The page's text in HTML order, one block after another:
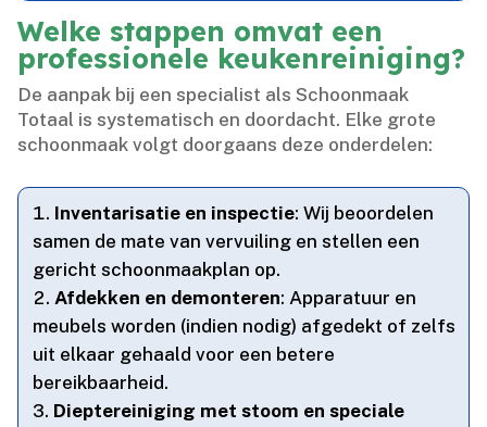
Welke stappen omvat een
professionele keukenreiniging?
De aanpak bij een specialist als Schoonmaak
Totaal is systematisch en doordacht.​ Elke grote
schoonmaak volgt doorgaans deze onderdelen:
Inventarisatie en inspectie: Wij beoordelen
samen de mate van vervuiling en stellen een
gericht schoonmaakplan op.​
Afdekken en demonteren: Apparatuur en
meubels worden (indien nodig) afgedekt of zelfs
uit elkaar gehaald voor een betere
bereikbaarheid.​
Dieptereiniging met stoom en speciale